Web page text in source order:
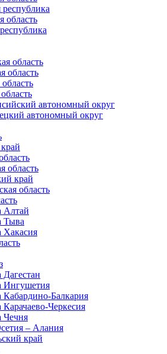
республика
область
область
область
автономный округ
автономный округ
область
край
область
Алтай
Тыва
Хакасия
Дагестан
Ингушетия
Кабардино-Балкария
Карачаево-Черкесия
Чечня
– Алания
край